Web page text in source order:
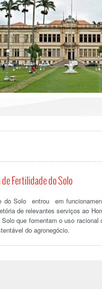
Fertilidade do Solo
do Solo entrou em
de relevantes serviços ao
que fomentam o uso
do agronegócio.